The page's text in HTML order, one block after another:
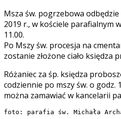
Msza św. pogrzebowa
2019 r., w kościele parafialnym
11.00.
Po Mszy św. procesja na
zostanie złożone ciało księdza
Różaniec za śp. księdza
codziennie po mszy św. o godz.
można zamawiać w kancelarii
foto: parafia św. Michała